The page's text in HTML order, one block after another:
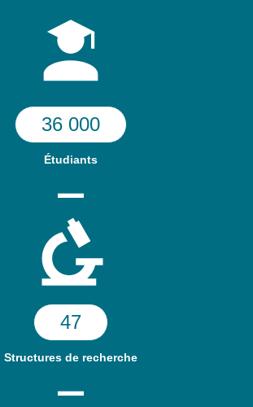
36 000
Étudiants
47
Structures de recherche